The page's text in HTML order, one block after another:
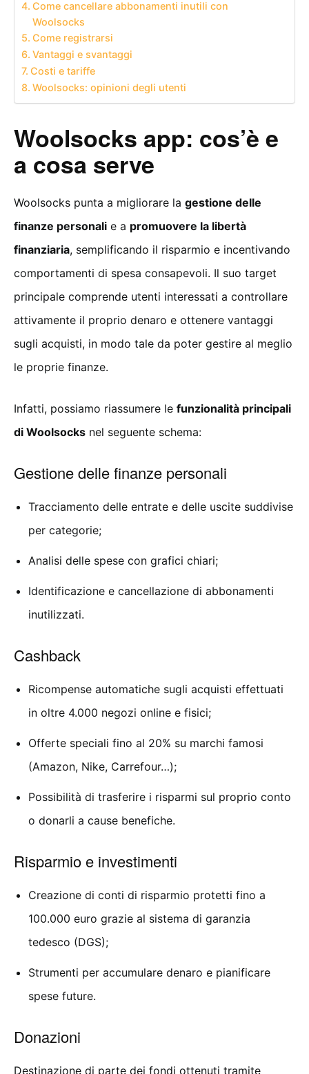
Come cancellare abbonamenti inutili con
Woolsocks
Come registrarsi
Vantaggi e svantaggi
Costi e tariffe
Woolsocks: opinioni degli utenti
Woolsocks app: cos’è e
a cosa serve
Woolsocks punta a migliorare la gestione delle
finanze personali e a promuovere la libertà
finanziaria, semplificando il risparmio e incentivando
comportamenti di spesa consapevoli. Il suo target
principale comprende utenti interessati a controllare
attivamente il proprio denaro e ottenere vantaggi
sugli acquisti, in modo tale da poter gestire al meglio
le proprie finanze.
Infatti, possiamo riassumere le funzionalità principali
di Woolsocks nel seguente schema:
Gestione delle finanze personali
Tracciamento delle entrate e delle uscite suddivise
per categorie;
Analisi delle spese con grafici chiari;
Identificazione e cancellazione di abbonamenti
inutilizzati.
Cashback
Ricompense automatiche sugli acquisti effettuati
in oltre 4.000 negozi online e fisici;
Offerte speciali fino al 20% su marchi famosi
(Amazon, Nike, Carrefour…);
Possibilità di trasferire i risparmi sul proprio conto
o donarli a cause benefiche.
Risparmio e investimenti
Creazione di conti di risparmio protetti fino a
100.000 euro grazie al sistema di garanzia
tedesco (DGS);
Strumenti per accumulare denaro e pianificare
spese future.
Donazioni
Destinazione di parte dei fondi ottenuti tramite